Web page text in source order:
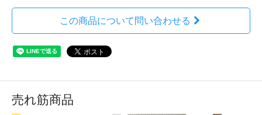
この商品について問い合わせる
売れ筋商品